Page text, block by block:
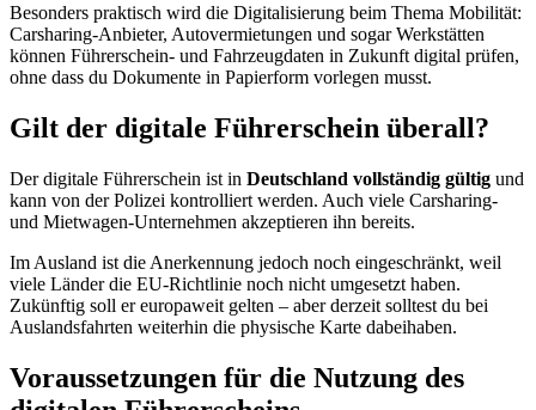
Besonders praktisch wird die Digitalisierung beim Thema Mobilität:
Carsharing-Anbieter, Autovermietungen und sogar Werkstätten
können Führerschein- und Fahrzeugdaten in Zukunft digital prüfen,
ohne dass du Dokumente in Papierform vorlegen musst.
Gilt der digitale Führerschein überall?
Der digitale Führerschein ist in Deutschland vollständig gültig und
kann von der Polizei kontrolliert werden. Auch viele Carsharing-
und Mietwagen-Unternehmen akzeptieren ihn bereits.
Im Ausland ist die Anerkennung jedoch noch eingeschränkt, weil
viele Länder die EU-Richtlinie noch nicht umgesetzt haben.
Zukünftig soll er europaweit gelten – aber derzeit solltest du bei
Auslandsfahrten weiterhin die physische Karte dabeihaben.
Voraussetzungen für die Nutzung des